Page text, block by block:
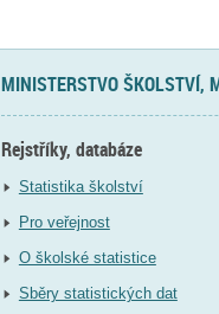
MINISTERSTVO ŠKOLSTVÍ,
Rejstříky, databáze
Statistika školství
Pro veřejnost
O školské statistice
Sběry statistických dat